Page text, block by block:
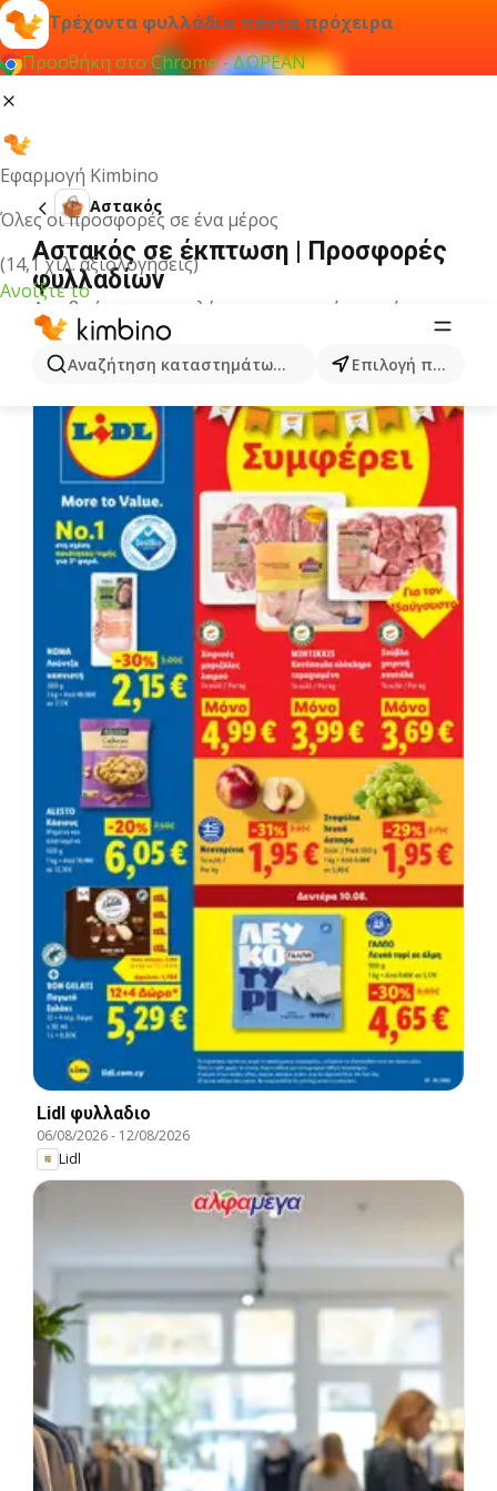
Τρέχοντα φυλλάδια πάντα πρόχειρα
Προσθήκη στο Chrome - ΔΩΡΕΑΝ
Εφαρμογή Kimbino
Όλες οι προσφορές σε ένα μέρος
(14,1 χιλ. αξιολογήσεις)
Ανοίξτε το
Αναζήτηση καταστημάτων, κατηγοριών, προϊόντων...
Επιλογή πόλης
Αστακός
Αστακός σε έκπτωση | Προσφορές
φυλλαδίων
Δεν βρήκαμε αποτελέσματα για αυτόν τον όρο.
Άλλα φυλλάδια από την κατηγορία
Lidl φυλλαδιο
06/08/2026- 12/08/2026
Lidl